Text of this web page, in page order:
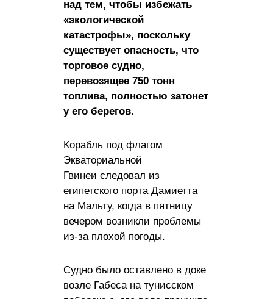
над тем, чтобы избежать
«экологической
катастрофы», поскольку
существует опасность, что
торговое судно,
перевозящее 750 тонн
топлива, полностью затонет
у его берегов.
Корабль под флагом
Экваториальной
Гвинеи следовал из
египетского порта Дамиетта
на Мальту, когда в пятницу
вечером возникли проблемы
из-за плохой погоды.
Судно было оставлено в доке
возле Габеса на тунисском